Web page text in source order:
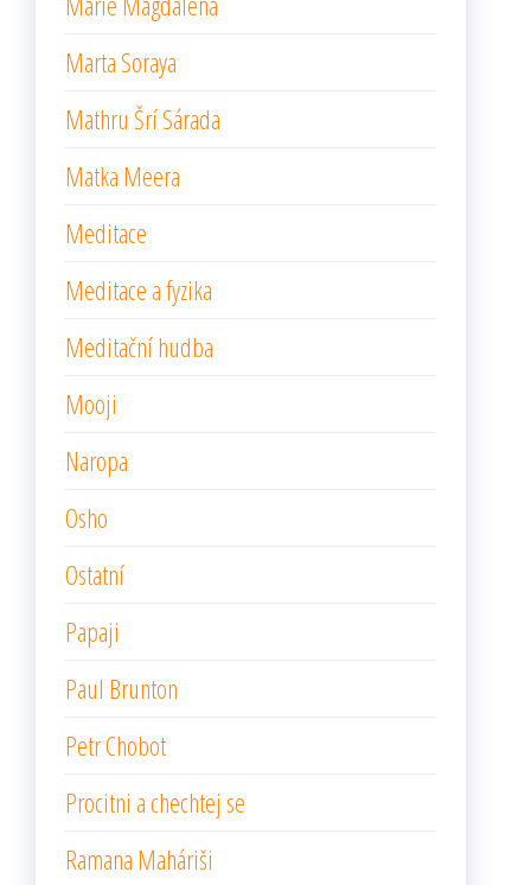
Marta Soraya
Mathru Šrí Sárada
Matka Meera
Meditace
Meditace a fyzika
Meditační hudba
Mooji
Naropa
Osho
Ostatní
Papaji
Paul Brunton
Petr Chobot
Procitni a chechtej se
Ramana Maháriši